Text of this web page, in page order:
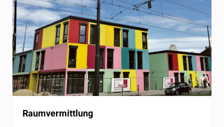
Raumvermittlung